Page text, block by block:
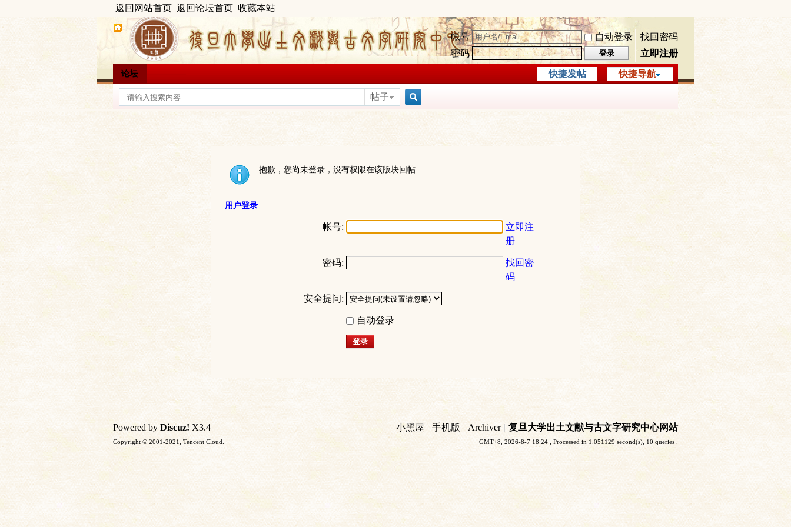
返回网站首页 返回论坛首页 收藏本站
帐号 自动登录
找回密码
密码
登录 立即注册
快捷导航
论坛 快捷发帖
帖子
索
抱歉，您尚未登录，没有权限在该版块回帖
用户登录
帐号:
立即注
册
密码:
找回密
码
安全提问:
自动登录
登录
小黑屋 | 手机版 | Archiver | 复旦大学出土文献与古文字研究中心网站
GMT+8, 2026-8-7 18:24 , Processed in 1.051129 second(s), 10 queries .
Powered by Discuz! X3.4
Copyright © 2001-2021, Tencent Cloud.